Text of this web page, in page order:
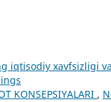
iqtisodiy xavfsizligi
KONSEPSIYALARI ,